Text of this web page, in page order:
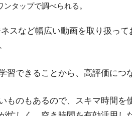
タップで調べられる。
スなど幅広い動画を取り扱っ
習できることから、高評価につ
ものもあるので、スキマ時間を